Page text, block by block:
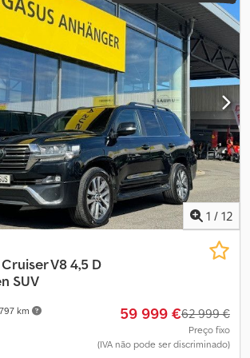
, Equipamento:
ABS, acoplamento de
condicionado, bloqueio do diferencial,
controlo de velocidade de cruzeiro,
faróis de nevoeiro, fecho centralizado, filtro
de camião, sistema imobilizador, spoiler,
de refrigeração, assistência técnica
Ai Ejk
1 / 12
km
V8 4,5 D
SUV
59 999 €62 999 €
Preço fixo
(IVA não pode ser discriminado)